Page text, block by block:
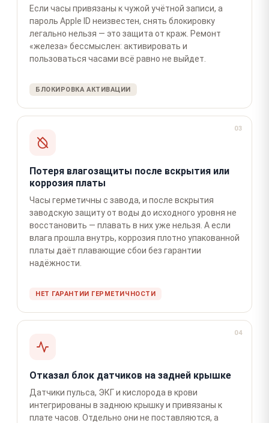
Если часы привязаны к чужой учётной записи, а
пароль Apple ID неизвестен, снять блокировку
легально нельзя — это защита от краж. Ремонт
«железа» бессмыслен: активировать и
пользоваться часами всё равно не выйдет.
БЛОКИРОВКА АКТИВАЦИИ
03
Потеря влагозащиты после вскрытия или
коррозия платы
Часы герметичны с завода, и после вскрытия
заводскую защиту от воды до исходного уровня не
восстановить — плавать в них уже нельзя. А если
влага прошла внутрь, коррозия плотно упакованной
платы даёт плавающие сбои без гарантии
надёжности.
НЕТ ГАРАНТИИ ГЕРМЕТИЧНОСТИ
04
Отказал блок датчиков на задней крышке
Датчики пульса, ЭКГ и кислорода в крови
интегрированы в заднюю крышку и привязаны к
плате часов. Отдельно они не поставляются, а